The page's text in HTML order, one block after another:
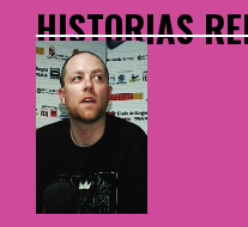
HISTORIAS